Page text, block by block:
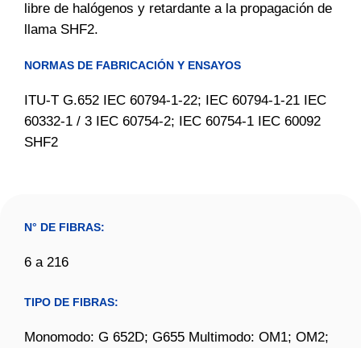
N° DE FIBRAS:
6 a 216
TIPO DE FIBRAS:
Monomodo: G 652D; G655 Multimodo: OM1; OM2;
libre de halógenos y retardante a la propagación de
llama SHF2.
NORMAS DE FABRICACIÓN Y ENSAYOS
ITU-T G.652 IEC 60794-1-22; IEC 60794-1-21 IEC
60332-1 / 3 IEC 60754-2; IEC 60754-1 IEC 60092
SHF2